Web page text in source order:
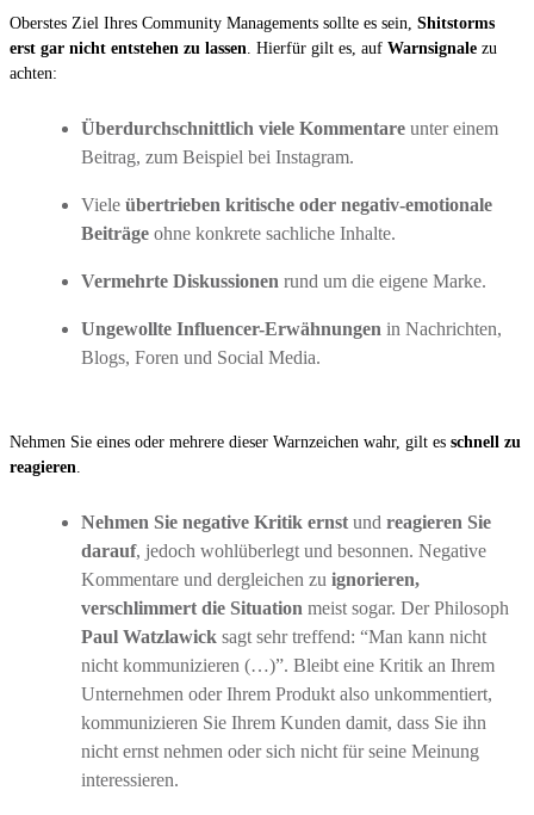
Oberstes Ziel Ihres Community Managements sollte es sein, Shitstorms
erst gar nicht entstehen zu lassen . Hierfür gilt es, auf Warnsignale zu
achten:
Überdurchschnittlich viele Kommentare unter einem
Beitrag, zum Beispiel bei Instagram.
Viele übertrieben kritische oder negativ-emotionale
Beiträge ohne konkrete sachliche Inhalte.
Vermehrte Diskussionen rund um die eigene Marke.
Ungewollte Influencer-Erwähnungen in Nachrichten,
Blogs, Foren und Social Media.
Nehmen Sie eines oder mehrere dieser Warnzeichen wahr, gilt es schnell zu
reagieren
Nehmen Sie negative Kritik ernst und reagieren Sie
darauf, jedoch wohlüberlegt und besonnen. Negative
Kommentare und dergleichen zu ignorieren,
verschlimmert die Situation meist sogar. Der Philosoph
Paul Watzlawick sagt sehr treffend: “Man kann nicht
nicht kommunizieren (…)”. Bleibt eine Kritik an Ihrem
Unternehmen oder Ihrem Produkt also unkommentiert,
kommunizieren Sie Ihrem Kunden damit, dass Sie ihn
nicht ernst nehmen oder sich nicht für seine Meinung
interessieren.